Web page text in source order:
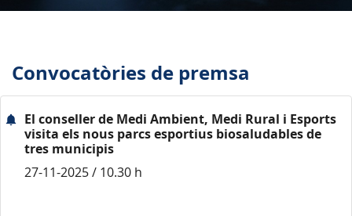
Convocatòries de premsa
El conseller de Medi Ambient, Medi Rural i Esports
visita els nous parcs esportius biosaludables de
tres municipis
27-11-2025 / 10.30 h